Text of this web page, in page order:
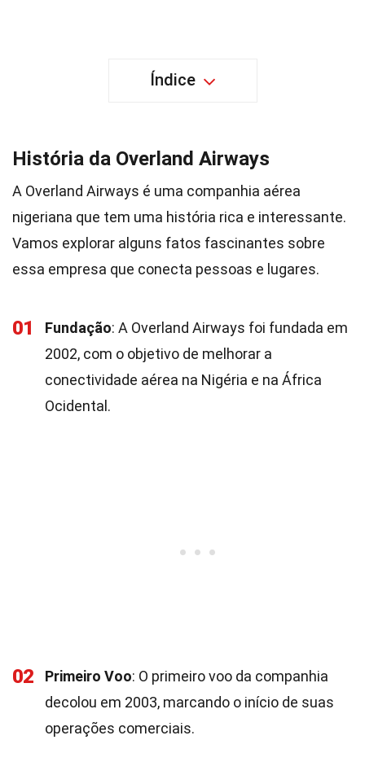
Índice
História da Overland Airways
A Overland Airways é uma companhia aérea
nigeriana que tem uma história rica e interessante.
Vamos explorar alguns fatos fascinantes sobre
essa empresa que conecta pessoas e lugares.
01 Fundação: A Overland Airways foi fundada em
2002, com o objetivo de melhorar a
conectividade aérea na Nigéria e na África
Ocidental.
02 Primeiro Voo: O primeiro voo da companhia
decolou em 2003, marcando o início de suas
operações comerciais.